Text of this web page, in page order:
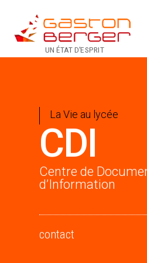
UN ÉTAT D'ESPRIT
La Vie au lycée
CDI
Centre de
d’Information
contact